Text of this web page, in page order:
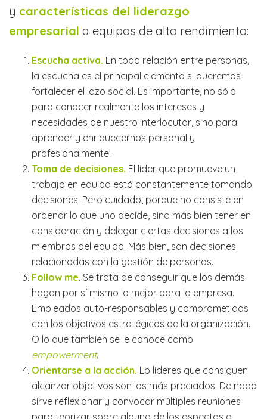
y características del liderazgo
empresarial a equipos de alto rendimiento:
Escucha activa. En toda relación entre personas,
la escucha es el principal elemento si queremos
fortalecer el lazo social. Es importante, no sólo
para conocer realmente los intereses y
necesidades de nuestro interlocutor, sino para
aprender y enriquecernos personal y
profesionalmente.
Toma de decisiones. El líder que promueve un
trabajo en equipo está constantemente tomando
decisiones. Pero cuidado, porque no consiste en
ordenar lo que uno decide, sino más bien tener en
consideración y delegar ciertas decisiones a los
miembros del equipo. Más bien, son decisiones
relacionadas con la gestión de personas.
Follow me. Se trata de conseguir que los demás
hagan por sí mismo lo mejor para la empresa.
Empleados auto-responsables y comprometidos
con los objetivos estratégicos de la organización.
O lo que también se le conoce como
empowerment.
Orientarse a la acción. Lo líderes que consiguen
alcanzar objetivos son los más preciados. De nada
sirve reflexionar y convocar múltiples reuniones